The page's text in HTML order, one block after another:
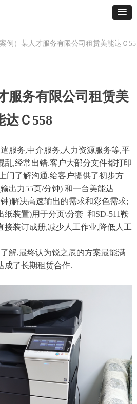
案例）某人才服务有限公司租赁美能达Ｃ55
服务有限公司租赁美
达Ｃ558
务,中介服务,人力资源服务等,平
乱,经常出错.客户大部分文件都打印
门了解沟通.给客户提供了初步方
出力55页/分钟) 和一台美能达
)解决高速输出的需求和彩色需求;
纸装置)用于分页\分套 和SD-511鞍
接装订成册,减少人工作业,降低人工
,最终认为锐之辰的方案最能满
成了长期租赁合作.